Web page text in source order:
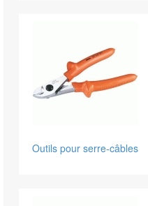
Outils pour serre-câbles